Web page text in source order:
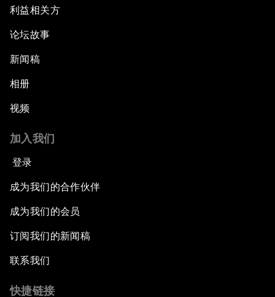
利益相关方
论坛故事
新闻稿
相册
视频
加入我们
登录
成为我们的合作伙伴
成为我们的会员
订阅我们的新闻稿
联系我们
快捷链接